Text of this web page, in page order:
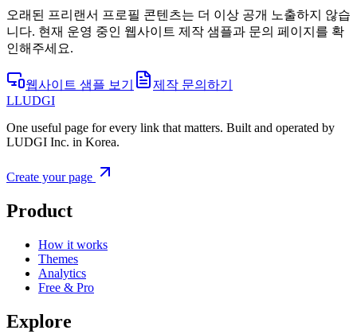
오래된 프리랜서 프로필 콘텐츠는 더 이상 공개 노출하지 않습
니다. 현재 운영 중인 웹사이트 제작 샘플과 문의 페이지를 확
인해주세요.
웹사이트 샘플 보기
제작 문의하기
LLUDGI
One useful page for every link that matters. Built and operated by
LUDGI Inc. in Korea.
Create your page
Product
How it works
Themes
Analytics
Free & Pro
Explore